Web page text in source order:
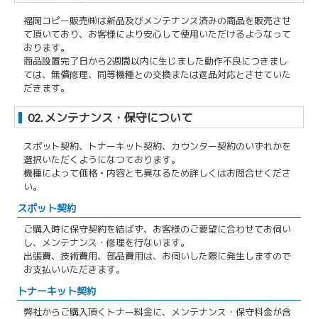
福岡コピー販売㈱は新品及びメンテナンス済みの商品を販売させ
て頂いており、お客様により安心して使用いただけるようなって
おります。
商品設置完了日から2週間以内に生じました動作不良につきまし
ては、無償修理、同等機種との交換または返品対応とさせていた
だきます。
02. メンテナンス・保守について
スポット契約、トナーキット契約、カウンター契約のいずれかを
選択いただくようになつております。
機種によって価格・内容とも異なるため詳しくはお問合せくださ
い。
スポット契約
ご購入時に保守契約を結ばず、お客様のご要望に合わせてお伺い
し、メンテナンス・修理を行ないます。
出張費、技術費用、部品費用は、お伺いした際に発生しますので
お支払いいただきます。
トナーキット契約
弊社からご購入頂くトナー料金に、メンテナンス・保守料金が含